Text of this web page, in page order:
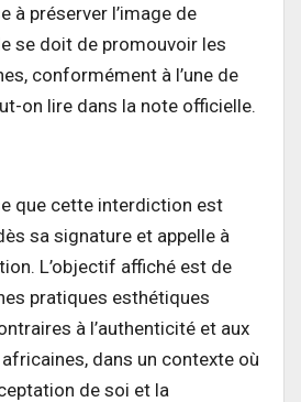
à préserver l’image de
se doit de promouvoir les
conformément à l’une de
on lire dans la note officielle.
que cette interdiction est
sa signature et appelle à
L’objectif affiché est de
pratiques esthétiques
à l’authenticité et aux
dans un contexte où
de soi et la